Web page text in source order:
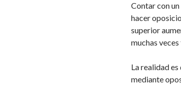
Contar con
hacer
superior
muchas
La realidad
mediante